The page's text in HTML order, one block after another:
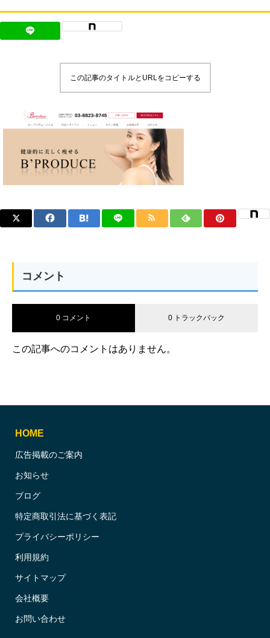
この記事のタイトルとURLをコピーする
コメント
0 コメント 0 トラックバック
この記事へのコメントはありません。
HOME
広告掲載のご案内
お知らせ
ブログ
特定商取引法に基づく表記
プライバシーポリシー
利用規約
サイトマップ
会社概要
お問い合わせ